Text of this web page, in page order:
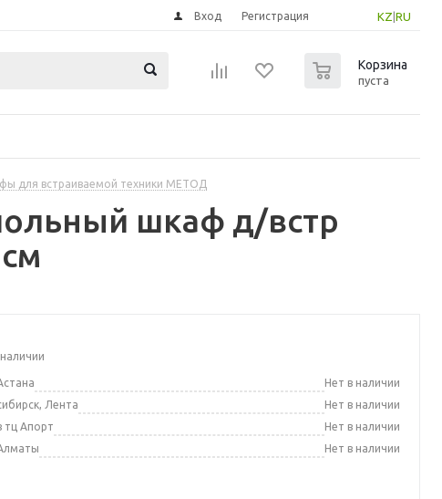
KZ RU
Вход Регистрация
Корзина
пуста
для встраиваемой техники МЕТОД
шкаф д/встр
Нет в наличии
Лента
Нет в наличии
тц Апорт
Нет в наличии
Нет в наличии